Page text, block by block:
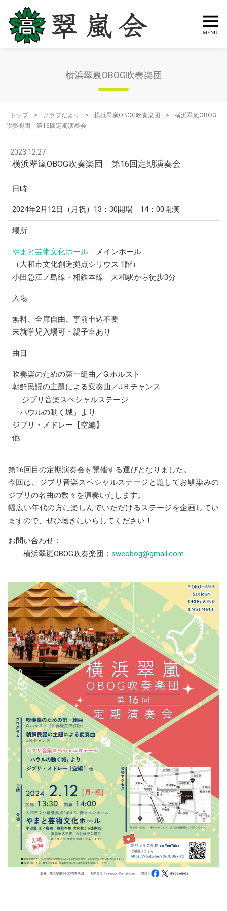
横浜翠嵐OBOG吹奏楽団
トップ > クラブだより > 横浜翠嵐OBOG吹奏楽団 >
横浜翠嵐OBOG
吹奏楽団 第16回定期演奏会
2023.12.27
横浜翠嵐OBOG吹奏楽団 第16回定期演奏会
日時
2024年2月12日（月祝）13：30開場 14：00開演
場所
やまと芸術文化ホール メインホール
（大和市文化創造拠点シリウス 1階）
小田急江ノ島線・相鉄本線 大和駅から徒歩3分
入場
無料、全席自由、事前申込不要
未就学児入場可・親子室あり
曲目
吹奏楽のための第一組曲／G.ホルスト
朝鮮民謡の主題による変奏曲／J.B.チャンス
― ジブリ音楽スペシャルステージ ―
「ハウルの動く城」より
ジブリ・メドレー【空編】
他
第16回目の定期演奏会を開催する運びとなりました。
今回は、ジブリ音楽スペシャルステージと題してお馴染みの
ジブリの名曲の数々を演奏いたします。
幅広い年代の方に楽しんでいただけるステージを企画してい
ますので、ぜひ聴きにいらしてください！
お問い合わせ：
横浜翠嵐OBOG吹奏楽団： sweobog@gmail.com